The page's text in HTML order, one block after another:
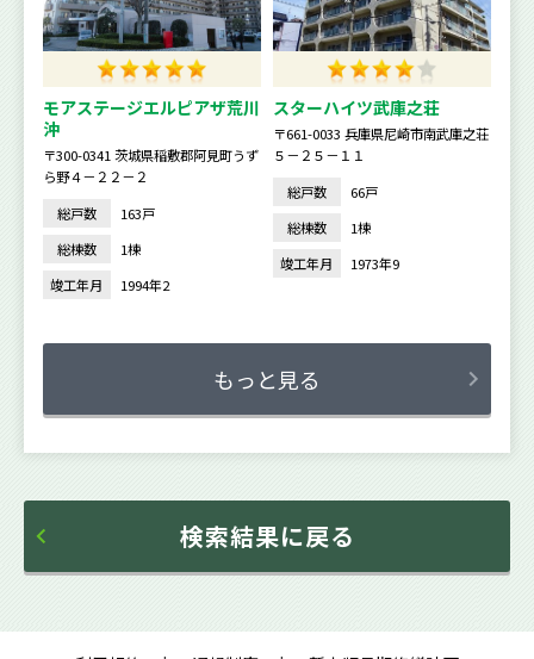
モアステージエルピアザ荒川
沖
〒300-0341 茨城県稲敷郡阿見町うず
ら野４－２２－２
総戸数
163戸
総棟数
1棟
竣工年月
1994年2
スターハイツ武庫之荘
〒661-0033 兵庫県尼崎市南武庫之荘
５－２５－１１
総戸数
66戸
総棟数
1棟
竣工年月
1973年9
もっと見る
検索結果に戻る